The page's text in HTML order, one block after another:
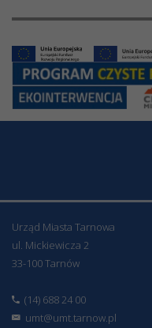
Urząd Miasta Tarnowa
ul. Mickiewicza 2
33-100 Tarnów
(14) 688 24 00
umt@umt.tarnow.pl